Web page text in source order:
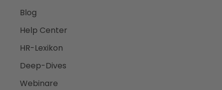
Blog
Help Center
HR-Lexikon
Deep-Dives
Webinare